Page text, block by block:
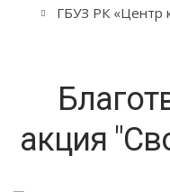
ГБУЗ РК «Центр
акция